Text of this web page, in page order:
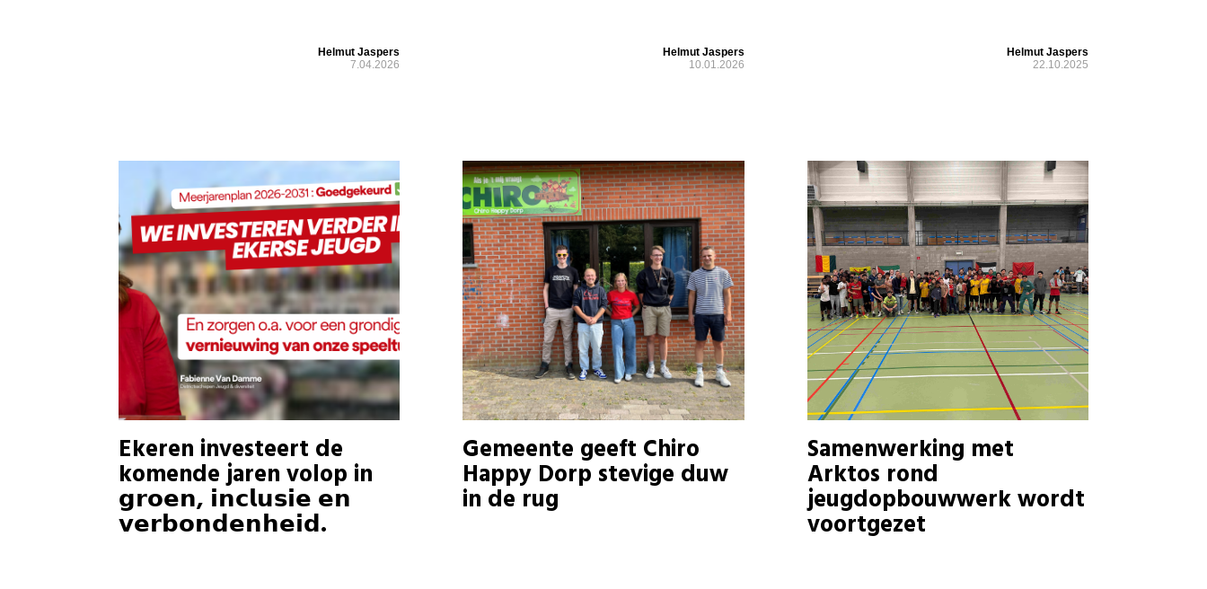
Helmut Jaspers
7.04.2026
Helmut Jaspers
10.01.2026
Helmut Jaspers
22.10.2025
Ekeren investeert de
komende jaren volop in
𝗴𝗿𝗼𝗲𝗻, 𝗶𝗻𝗰𝗹𝘂𝘀𝗶𝗲 𝗲𝗻
𝘃𝗲𝗿𝗯𝗼𝗻𝗱𝗲𝗻𝗵𝗲𝗶𝗱.
Gemeente geeft Chiro
Happy Dorp stevige duw
in de rug
Samenwerking met
Arktos rond
jeugdopbouwwerk wordt
voortgezet